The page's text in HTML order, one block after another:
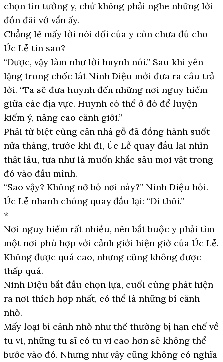
chọn tin tưởng y, chứ không phải nghe những lời
đồn đãi vớ vẩn ấy.
Chẳng lẽ mấy lời nói dối của y còn chưa đủ cho
Úc Lễ tin sao?
“Được, vậy làm như lời huynh nói.” Sau khi yên
lặng trong chốc lát Ninh Diệu mới đưa ra câu trả
lời. “Ta sẽ đưa huynh đến những nơi nguy hiểm
giữa các địa vực. Huynh có thể ở đó để luyện
kiếm ý, nâng cao cảnh giới.”
Phải từ biệt cùng căn nhà gỗ đã đồng hành suốt
nửa tháng, trước khi đi, Úc Lễ quay đầu lại nhìn
thật lâu, tựa như là muốn khắc sâu mọi vật trong
đó vào đầu mình.
“Sao vậy? Không nỡ bỏ nơi này?” Ninh Diệu hỏi.
Úc Lễ nhanh chóng quay đầu lại: “Đi thôi.”
*
Nơi nguy hiểm rất nhiều, nên bắt buộc y phải tìm
một nơi phù hợp với cảnh giới hiện giờ của Úc Lễ.
Không được quá cao, nhưng cũng không được
thấp quá.
Ninh Diệu bắt đầu chọn lựa, cuối cùng phát hiện
ra nơi thích hợp nhất, có thể là những bí cảnh
nhỏ.
Mấy loại bí cảnh nhỏ như thế thường bị hạn chế về
tu vi, những tu sĩ có tu vi cao hơn sẽ không thể
bước vào đó. Nhưng như vậy cũng không có nghĩa